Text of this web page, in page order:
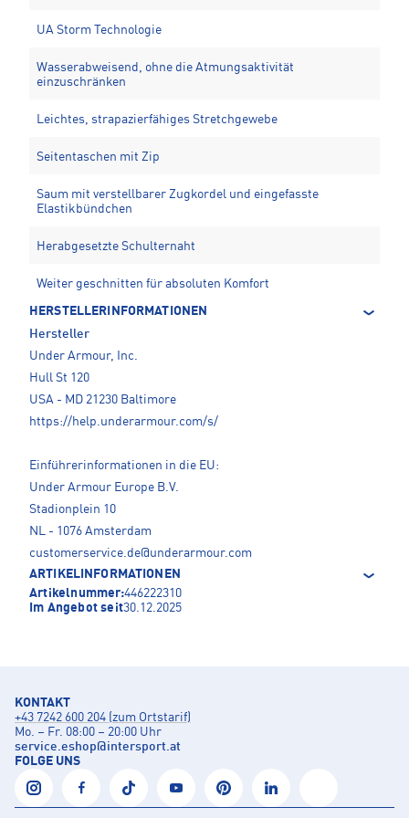
UA Storm Technologie
Wasserabweisend, ohne die Atmungsaktivität
einzuschränken
Leichtes, strapazierfähiges Stretchgewebe
Seitentaschen mit Zip
Saum mit verstellbarer Zugkordel und eingefasste
Elastikbündchen
Herabgesetzte Schulternaht
Weiter geschnitten für absoluten Komfort
HERSTELLERINFORMATIONEN
Hersteller
Under Armour, Inc.
Hull St 120
USA - MD 21230 Baltimore
https://help.underarmour.com/s/
Einführerinformationen in die EU:
Under Armour Europe B.V.
Stadionplein 10
NL - 1076 Amsterdam
customerservice.de@underarmour.com
ARTIKELINFORMATIONEN
Artikelnummer:446222310
Im Angebot seit30.12.2025
KONTAKT
+43 7242 600 204 (zum Ortstarif)
Mo. – Fr. 08:00 – 20:00 Uhr
service.eshop@intersport.at
FOLGE UNS